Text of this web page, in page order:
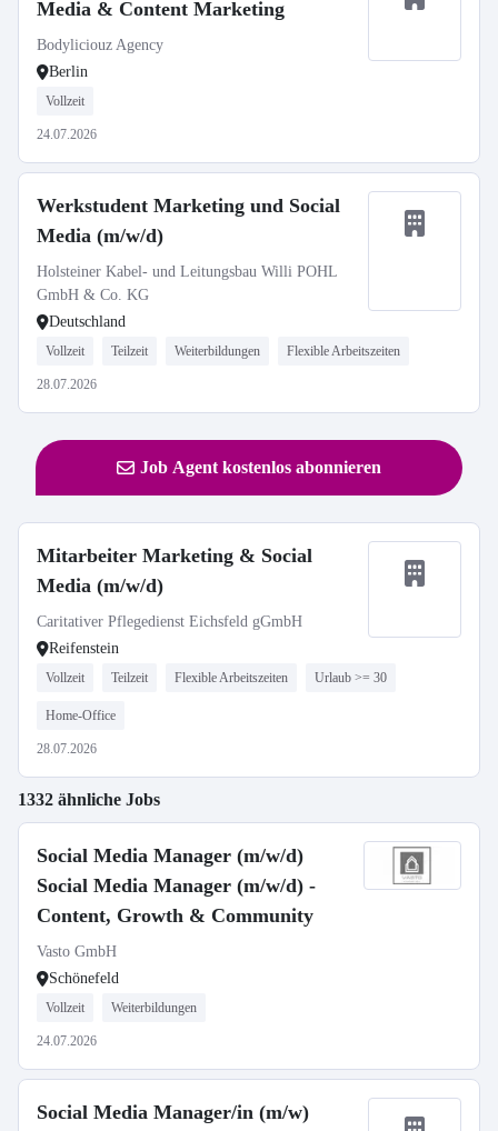
Media & Content Marketing
Bodyliciouz Agency
Berlin
Vollzeit
24.07.2026
Werkstudent Marketing und Social
Media (m/w/d)
Holsteiner Kabel- und Leitungsbau Willi POHL
GmbH & Co. KG
Deutschland
Vollzeit Teilzeit Weiterbildungen Flexible Arbeitszeiten
28.07.2026
Job Agent kostenlos abonnieren
Mitarbeiter Marketing & Social
Media (m/w/d)
Caritativer Pflegedienst Eichsfeld gGmbH
Reifenstein
Vollzeit Teilzeit Flexible Arbeitszeiten Urlaub >= 30
Home-Office
28.07.2026
1332 ähnliche Jobs
Social Media Manager (m/w/d)
Social Media Manager (m/w/d) -
Content, Growth & Community
Vasto GmbH
Schönefeld
Vollzeit Weiterbildungen
24.07.2026
Social Media Manager/in (m/w)